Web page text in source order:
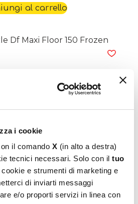
i cookie
il comando X (in alto a destra)
tecnici necessari. Solo con il tuo
e strumenti di marketing e
di inviarti messaggi
e/o proporti servizi in linea con
al carrello
al carrello